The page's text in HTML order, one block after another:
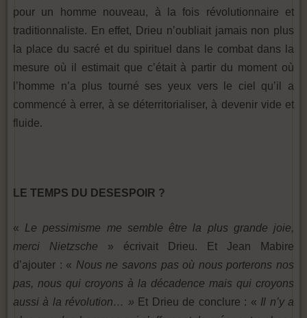
pour un homme nouveau, à la fois révolutionnaire et
traditionnaliste. En effet, Drieu n’oubliait jamais non plus
la place du sacré et du spirituel dans le combat dans la
mesure où il estimait que c’était à partir du moment où
l’homme n’a plus tourné ses yeux vers le ciel qu’il a
commencé à errer, à se déterritorialiser, à devenir vide et
fluide.
LE TEMPS DU DESESPOIR ?
« Le pessimisme me semble être la plus grande joie,
merci Nietzsche » écrivait Drieu. Et Jean Mabire
d’ajouter : « Nous ne savons pas où nous porterons nos
pas, nous qui croyons à la décadence mais qui croyons
aussi à la révolution… » Et Drieu de conclure : « Il n’y a